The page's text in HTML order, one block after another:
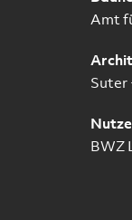
Amt
Suter
BWZ